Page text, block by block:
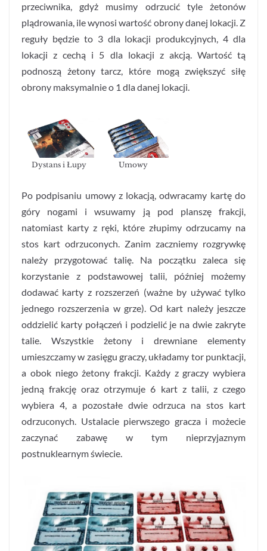
przeciwnika, gdyż musimy odrzucić tyle żetonów
plądrowania, ile wynosi wartość obrony danej lokacji. Z
reguły będzie to 3 dla lokacji produkcyjnych, 4 dla
lokacji z cechą i 5 dla lokacji z akcją. Wartość tą
podnoszą żetony tarcz, które mogą zwiększyć siłę
obrony maksymalnie o 1 dla danej lokacji.
Dystans i Łupy Umowy
Po podpisaniu umowy z lokacją, odwracamy kartę do
góry nogami i wsuwamy ją pod planszę frakcji,
natomiast karty z ręki, które złupimy odrzucamy na
stos kart odrzuconych. Zanim zaczniemy rozgrywkę
należy przygotować talię. Na początku zaleca się
korzystanie z podstawowej talii, później możemy
dodawać karty z rozszerzeń (ważne by używać tylko
jednego rozszerzenia w grze). Od kart należy jeszcze
oddzielić karty połączeń i podzielić je na dwie zakryte
talie. Wszystkie żetony i drewniane elementy
umieszczamy w zasięgu graczy, układamy tor punktacji,
a obok niego żetony frakcji. Każdy z graczy wybiera
jedną frakcję oraz otrzymuje 6 kart z talii, z czego
wybiera 4, a pozostałe dwie odrzuca na stos kart
odrzuconych. Ustalacie pierwszego gracza i możecie
zaczynać zabawę w tym nieprzyjaznym
postnuklearnym świecie.